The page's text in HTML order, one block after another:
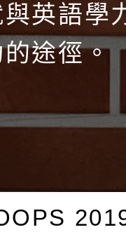
英語學
途徑。